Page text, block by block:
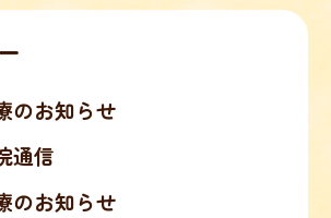
のお知らせ
通信
のお知らせ